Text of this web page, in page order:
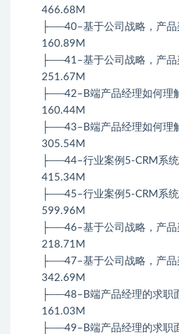
466.68M
├──40–基于公司战略，产品
160.89M
├──41–基于公司战略，产品
251.67M
├──42–B端产品经理如何理
160.44M
├──43–B端产品经理如何理
305.54M
├──44–行业案例5-CRM系
415.34M
├──45–行业案例5-CRM系
599.96M
├──46–基于公司战略，产品
218.71M
├──47–基于公司战略，产品
342.69M
├──48–B端产品经理的求职
161.03M
├──49–B端产品经理的求职